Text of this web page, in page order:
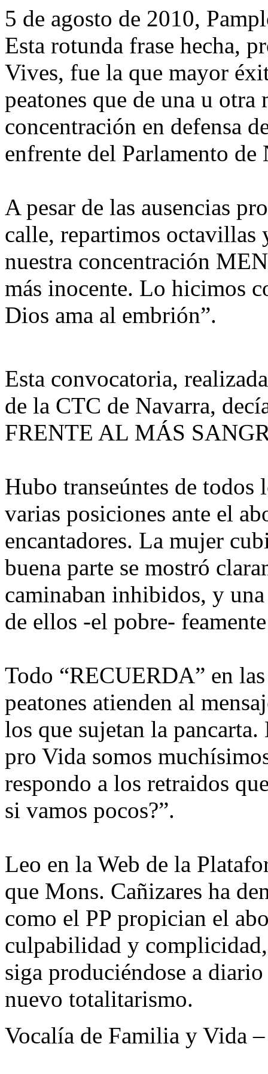
5 de agosto de 2010,
Esta rotunda frase hecha,
Vives, fue la que mayor
peatones que de una u otra
concentración en defensa
enfrente del Parlamento de
A pesar de las ausencias
calle, repartimos octavillas
nuestra concentración
más inocente. Lo hicimos
Dios ama al embrión”.
Esta convocatoria,
de la CTC de Navarra,
FRENTE AL MÁS
Hubo transeúntes de
varias posiciones ante el
encantadores. La mujer
buena parte se mostró
caminaban inhibidos, y
de ellos -el pobre-
Todo “RECUERDA” en
peatones atienden al
los que sujetan la
pro Vida somos
respondo a los retraidos
si vamos pocos?”.
Leo en la Web de la
que Mons. Cañizares ha
como el PP propician el
culpabilidad y complicidad,
siga produciéndose a
nuevo totalitarismo.
Vocalía de Familia y Vida